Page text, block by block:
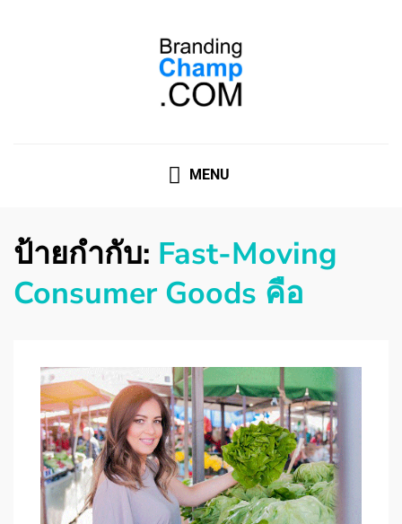
MENU
ป้ายกำกับ: Fast-Moving
Consumer Goods คือ